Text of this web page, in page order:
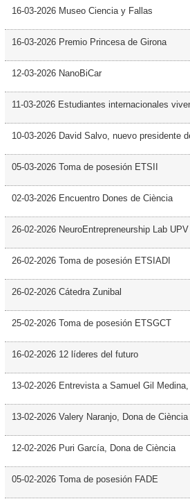
16-03-2026 Museo Ciencia y Fallas
16-03-2026 Premio Princesa de Girona
12-03-2026 NanoBiCar
11-03-2026 Estudiantes internacionales
10-03-2026 David Salvo, nuevo presidente
05-03-2026 Toma de posesión ETSII
02-03-2026 Encuentro Dones de Ciència
26-02-2026 NeuroEntrepreneurship Lab UPV
26-02-2026 Toma de posesión ETSIADI
26-02-2026 Cátedra Zunibal
25-02-2026 Toma de posesión ETSGCT
16-02-2026 12 líderes del futuro
13-02-2026 Entrevista a Samuel Gil
13-02-2026 Valery Naranjo, Dona de Ciència
12-02-2026 Puri García, Dona de Ciència
05-02-2026 Toma de posesión FADE